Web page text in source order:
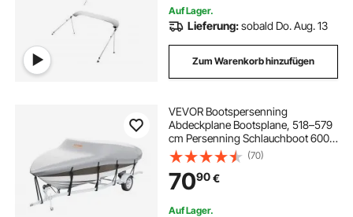
Auf Lager.
Lieferung:sobald Do. Aug. 13
Zum Warenkorb hinzufügen
VEVOR Bootspersenning
Abdeckplane Bootsplane, 518–579
cm Persenning Schlauchboot 600D
Oxford-Gewebe Bootspersenning
Abdeckung mit
Aufbewahrungstasche 435 x 300
mm, Angelboot Bootsabdeckplane
Grau
(70)
7090€
Auf Lager.